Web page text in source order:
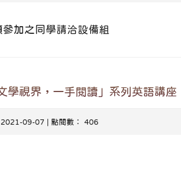
之同學請洽設備組
學視界，一手閱讀」系列英語講座
2021-09-07 | 點閱數： 406